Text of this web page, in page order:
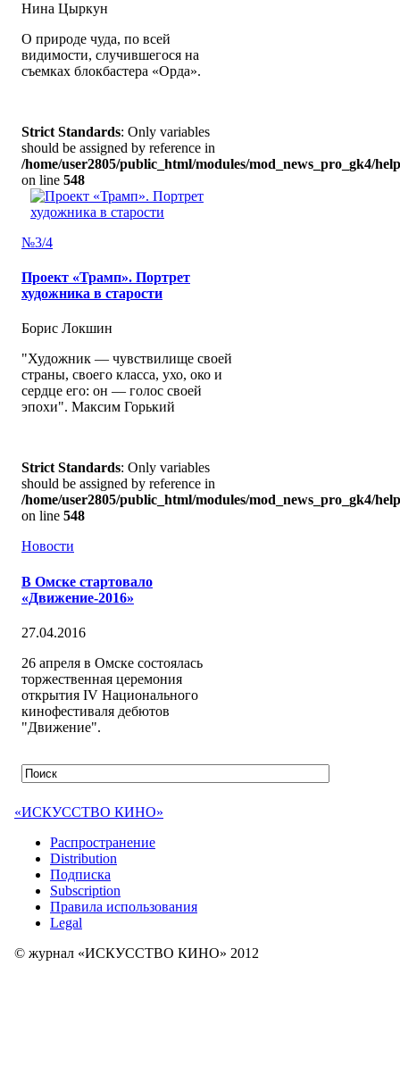
Нина Цыркун
О природе чуда, по всей
видимости, случившегося на
съемках блокбастера «Орда».
Strict Standards: Only variables
should be assigned by reference in
/home/user2805/public_html/modules/mod_news_pro_gk4/
on line 548
№3/4
Проект «Трамп». Портрет
художника в старости
Борис Локшин
"Художник — чувствилище своей
страны, своего класса, ухо, око и
сердце его: он — голос своей
эпохи". Максим Горький
Strict Standards: Only variables
should be assigned by reference in
/home/user2805/public_html/modules/mod_news_pro_gk4/
on line 548
Новости
В Омске стартовало
«Движение-2016»
27.04.2016
26 апреля в Омске состоялась
торжественная церемония
открытия IV Национального
кинофестиваля дебютов
"Движение".
«ИСКУССТВО КИНО»
Распространение
Distribution
Подписка
Subscription
Правила использования
Legal
© журнал «ИСКУССТВО КИНО» 2012